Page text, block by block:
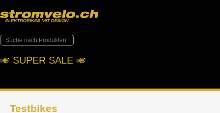
🎺︎ SUPER SALE 🎺︎
Testbikes